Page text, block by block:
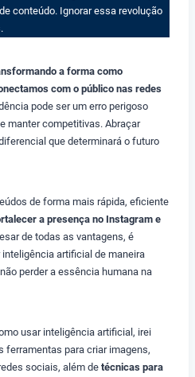
conteúdo. Ignorar essa revolução
a forma como
com o público nas redes
pode ser um erro perigoso
manter competitivas. Abraçar
que determinará o futuro
de forma mais rápida, eficiente
a presença no Instagram e
de todas as vantagens, é
artificial de maneira
perder a essência humana na
usar inteligência artificial, irei
ferramentas para criar imagens,
sociais, além de técnicas para